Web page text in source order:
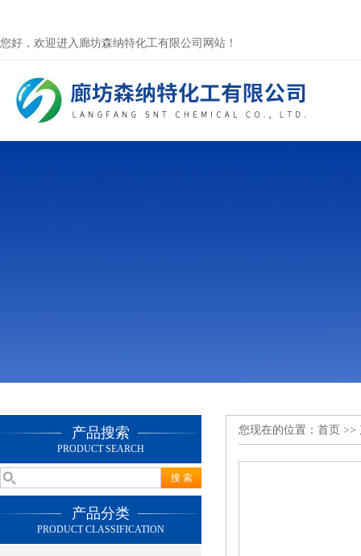
您好，欢迎进入廊坊森纳特化工有限公司网站！
产品搜索
PRODUCT SEARCH
产品分类
PRODUCT CLASSIFICATION
您现在的位置： 首页 >>